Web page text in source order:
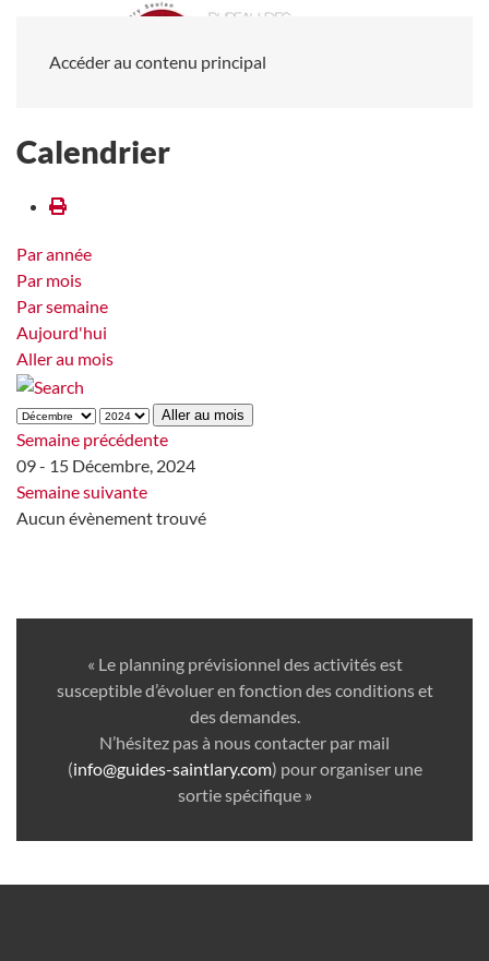
Accéder au contenu principal
Calendrier
Par année
Par mois
Par semaine
Aujourd'hui
Aller au mois
Aller au mois
Semaine précédente
09 - 15 Décembre, 2024
Semaine suivante
Aucun évènement trouvé
« Le planning prévisionnel des activités est
susceptible d’évoluer en fonction des conditions et
des demandes.
N’hésitez pas à nous contacter par mail
(info@guides-saintlary.com) pour organiser une
sortie spécifique »